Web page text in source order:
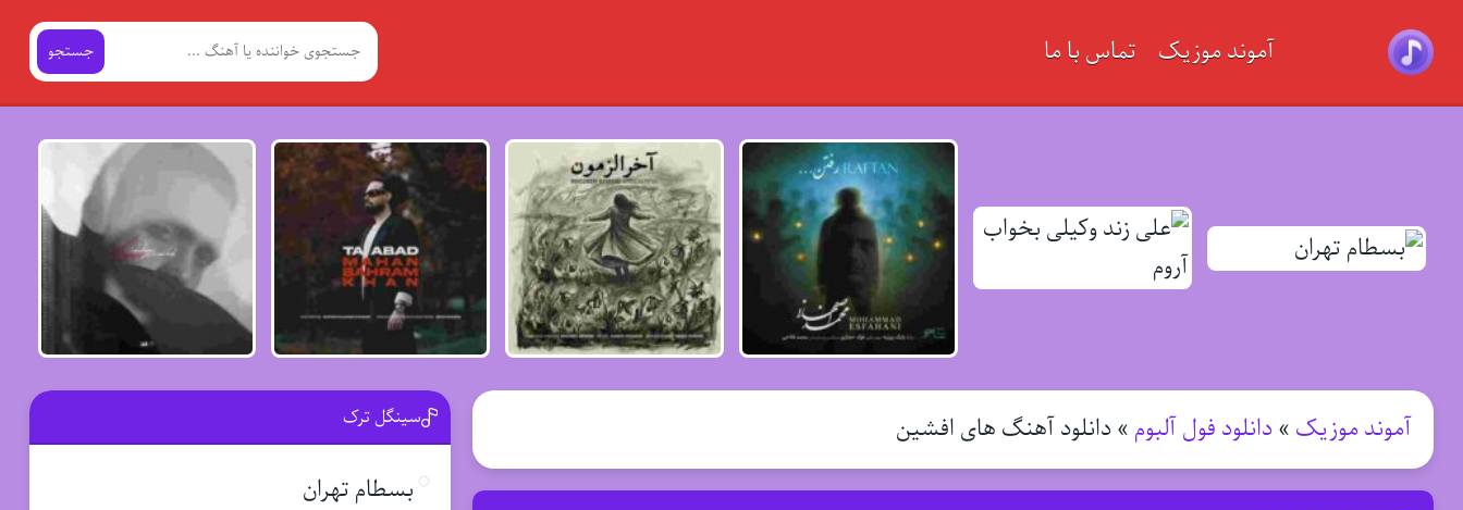
آموند موزیک تماس با ما جستجو
آموند موزیک »دانلود فول آلبوم »دانلود آهنگ های افشین سینگل ترک
بسطام تهران